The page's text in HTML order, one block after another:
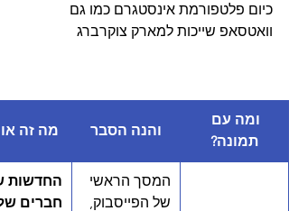
כיום פלטפורמת אינסטגרם כמו גם
וואטסאפ שייכות למארק צוקרברג
ומה עם
תמונה?
והנה הסבר מה זה
המסך הראשי
של הפייסבוק,
החדשות
חברים